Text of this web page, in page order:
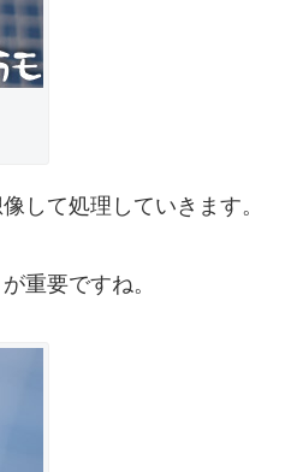
して処理していきます。
重要ですね。